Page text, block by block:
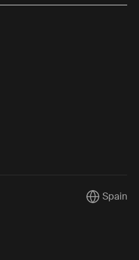
(external link)
(external link)
on Youtube (external
Current
Spain